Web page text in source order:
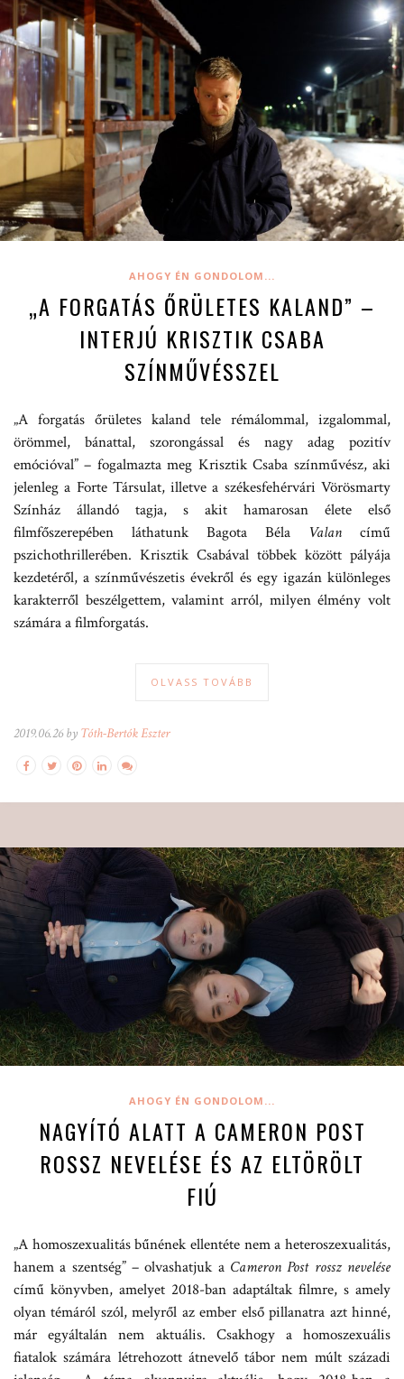
AHOGY ÉN GONDOLOM...
„A FORGATÁS ŐRÜLETES KALAND” –
INTERJÚ KRISZTIK CSABA
SZÍNMŰVÉSSZEL
„A forgatás őrületes kaland tele rémálommal, izgalommal,
örömmel, bánattal, szorongással és nagy adag pozitív
emócióval” – fogalmazta meg Krisztik Csaba színművész, aki
jelenleg a Forte Társulat, illetve a székesfehérvári Vörösmarty
Színház állandó tagja, s akit hamarosan élete első
filmfőszerepében láthatunk Bagota Béla Valan című
pszichothrillerében. Krisztik Csabával többek között pályája
kezdetéről, a színművészetis évekről és egy igazán különleges
karakterről beszélgettem, valamint arról, milyen élmény volt
számára a filmforgatás.
OLVASS TOVÁBB
2019.06.26 by Tóth-Bertók Eszter
AHOGY ÉN GONDOLOM...
NAGYÍTÓ ALATT A CAMERON POST
ROSSZ NEVELÉSE ÉS AZ ELTÖRÖLT
FIÚ
„A homoszexualitás bűnének ellentéte nem a heteroszexualitás,
hanem a szentség” – olvashatjuk a Cameron Post rossz nevelése
című könyvben, amelyet 2018-ban adaptáltak filmre, s amely
olyan témáról szól, melyről az ember első pillanatra azt hinné,
már egyáltalán nem aktuális. Csakhogy a homoszexuális
fiatalok számára létrehozott átnevelő tábor nem múlt századi